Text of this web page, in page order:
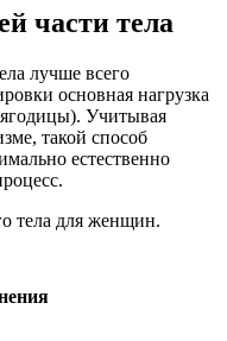
части тела
лучше всего
основная нагрузка
Учитывая
такой способ
естественно